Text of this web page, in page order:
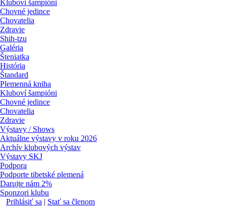
Kluboví šampióni
Chovné jedince
Chovatelia
Zdravie
Shih-tzu
Galéria
Šteniatka
História
Štandard
Plemenná kniha
Kluboví šampióni
Chovné jedince
Chovatelia
Zdravie
Výstavy / Shows
Aktuálne výstavy v roku 2026
Archív klubových výstav
Výstavy SKJ
Podpora
Podporte tibetské plemená
Darujte nám 2%
Sponzori klubu
Prihlásiť sa | Stať sa členom